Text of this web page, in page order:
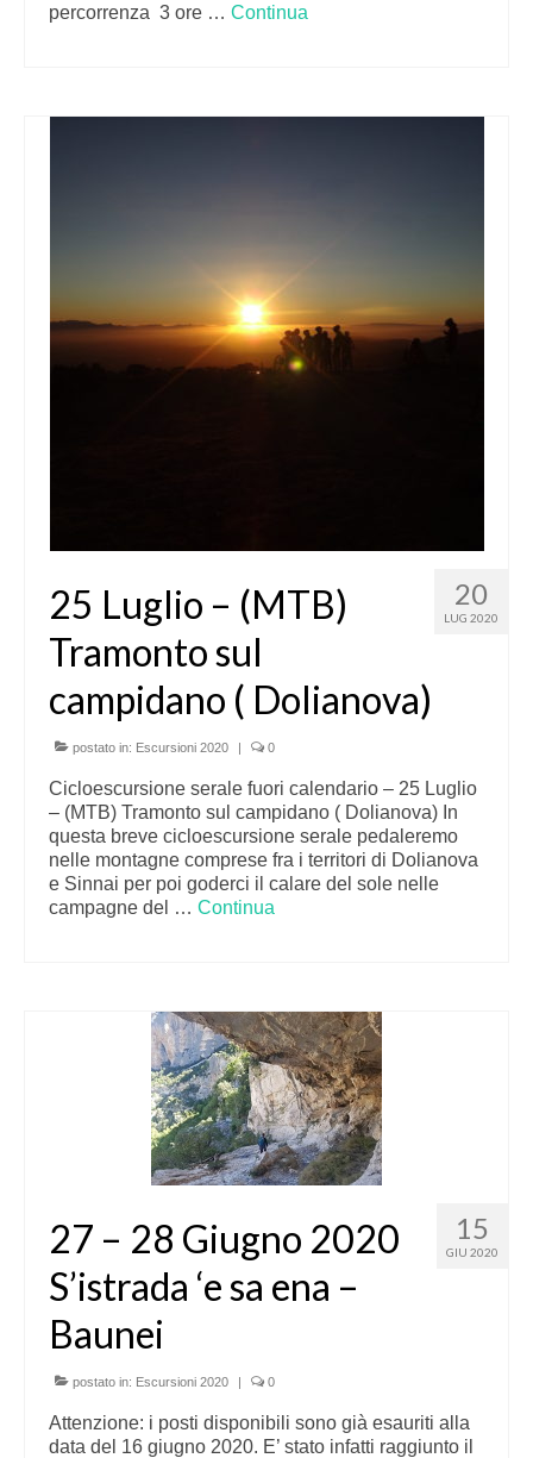
percorrenza 3 ore … Continua
20
LUG 2020
25 Luglio – (MTB)
Tramonto sul
campidano ( Dolianova)
postato in: Escursioni 2020 | 0
Cicloescursione serale fuori calendario – 25 Luglio
– (MTB) Tramonto sul campidano ( Dolianova) In
questa breve cicloescursione serale pedaleremo
nelle montagne comprese fra i territori di Dolianova
e Sinnai per poi goderci il calare del sole nelle
campagne del … Continua
15
GIU 2020
27 – 28 Giugno 2020
S’istrada ‘e sa ena –
Baunei
postato in: Escursioni 2020 | 0
Attenzione: i posti disponibili sono già esauriti alla
data del 16 giugno 2020. E’ stato infatti raggiunto il